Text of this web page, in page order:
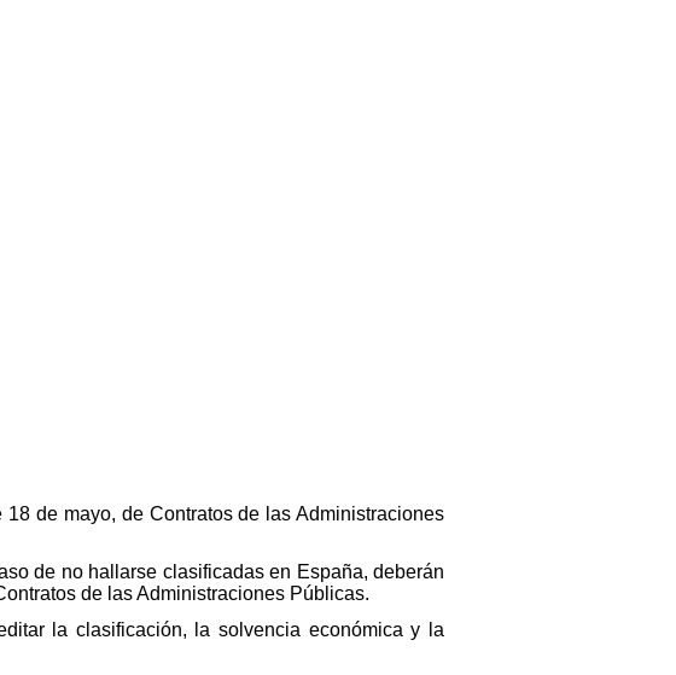
de mayo, de Contratos de las Administraciones
de no hallarse clasificadas en España, deberán
de las Administraciones Públicas.
la clasificación, la solvencia económica y la